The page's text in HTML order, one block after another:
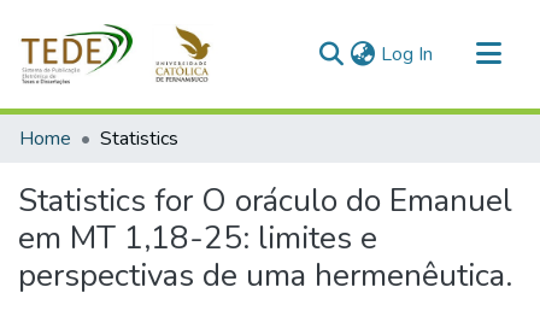
Log In (current)
Communities & Collections
Home Statistics
Statistics for O oráculo do Emanuel
em MT 1,18-25: limites e
perspectivas de uma hermenêutica.